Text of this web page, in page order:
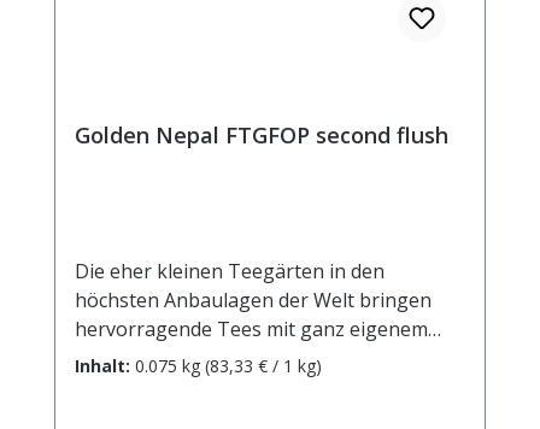
Golden Nepal FTGFOP second flush
Die eher kleinen Teegärten in den
höchsten Anbaulagen der Welt bringen
hervorragende Tees mit ganz eigenem
Charakter hervor, seit die Bauern dort
Inhalt: 0.075 kg (83,33 € / 1 kg)